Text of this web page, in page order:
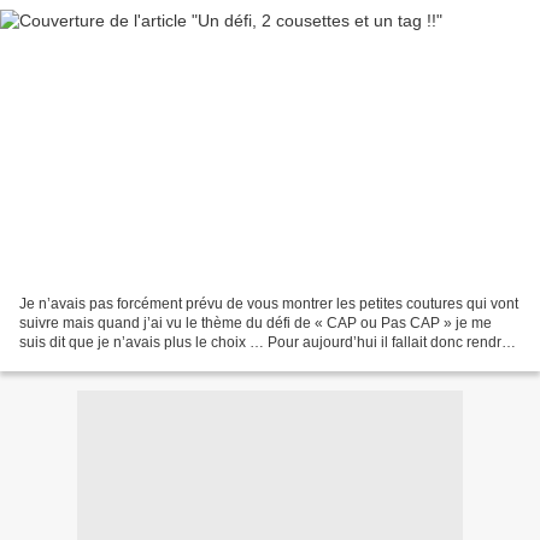
Je n’avais pas forcément prévu de vous montrer les petites coutures qui vont
suivre mais quand j’ai vu le thème du défi de « CAP ou Pas CAP » je me
suis dit que je n’avais plus le choix … Pour aujourd’hui il fallait donc rendre